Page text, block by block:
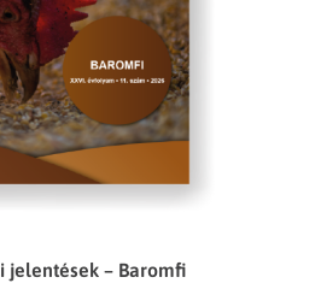
jelentések – Baromfi